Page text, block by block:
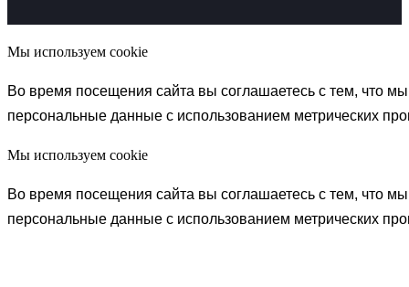
Мы используем cookie
Во время посещения сайта вы соглашаетесь с тем, что
персональные данные с использованием метрических
Мы используем cookie
Во время посещения сайта вы соглашаетесь с тем, что
персональные данные с использованием метрических